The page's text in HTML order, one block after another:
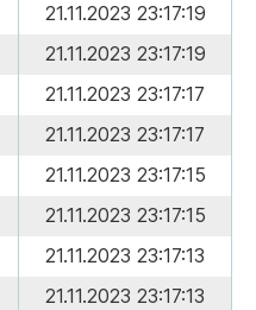
21.11.2023 23:17:19
21.11.2023 23:17:19
21.11.2023 23:17:17
21.11.2023 23:17:17
21.11.2023 23:17:15
21.11.2023 23:17:15
21.11.2023 23:17:13
21.11.2023 23:17:13